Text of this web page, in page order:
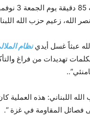
خلال
زعيم حزب الله
عبثاً غسل أيدينظام
تهديدات من فراغ
اللبناني: هذه العملية
فصائل المقاومة في غزة “.